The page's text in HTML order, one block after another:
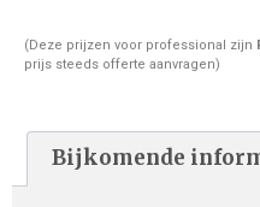
(Deze prijzen voor professional zijn
prijs steeds offerte aanvragen)
Bijkomende